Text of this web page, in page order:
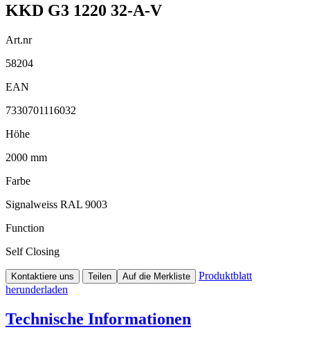
KKD G3 1220 32-A-V
Art.nr
58204
EAN
7330701116032
Höhe
2000 mm
Farbe
Signalweiss RAL 9003
Function
Self Closing
Kontaktiere uns Teilen Auf die Merkliste
Produktblatt
herunderladen
Technische Informationen